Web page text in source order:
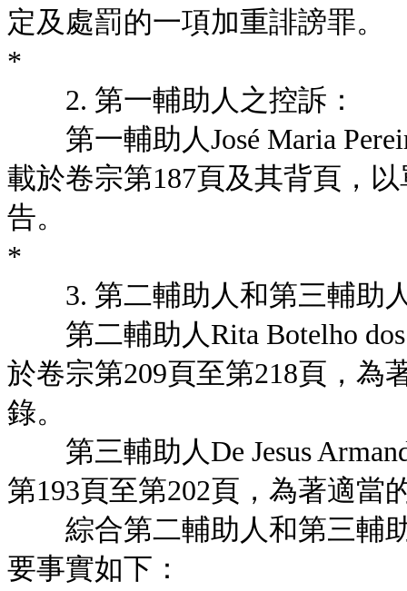
定及處罰的一項加重誹謗罪。
*
2. 第一輔助人之控訴：
第一輔助人José Maria
載於卷宗第187頁及其背頁，
告。
*
3. 第二輔助人和第三輔助
第二輔助人Rita Botelho dos
於卷宗第209頁至第218頁，為
錄。
第三輔助人De Jesus
第193頁至第202頁，為著適當
綜合第二輔助人和第三輔助
要事實如下：